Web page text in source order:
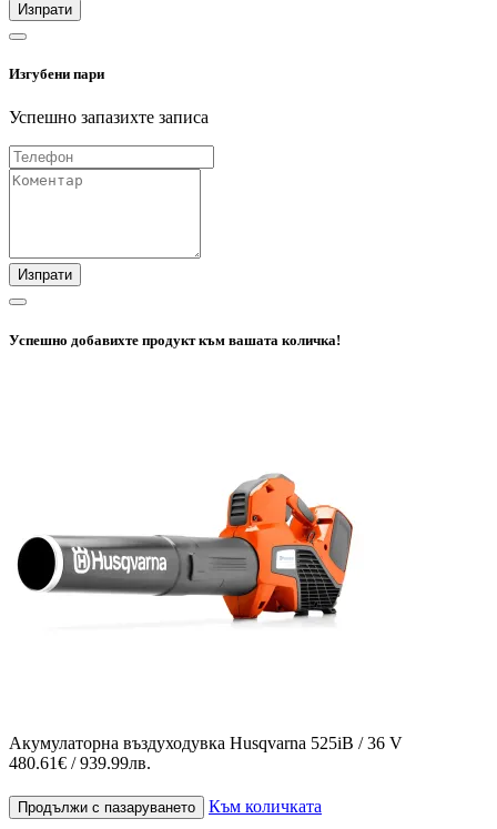
Изпрати
Изгубени пари
Успешно запазихте записа
Изпрати
Успешно добавихте продукт към вашата количка!
Акумулаторна въздуходувка Husqvarna 525iB / 36 V
480.61€ / 939.99лв.
Продължи с пазаруването Към количката